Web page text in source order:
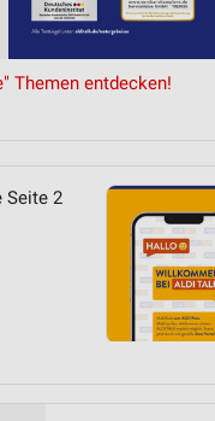
Themen entdecken!
Seite 2